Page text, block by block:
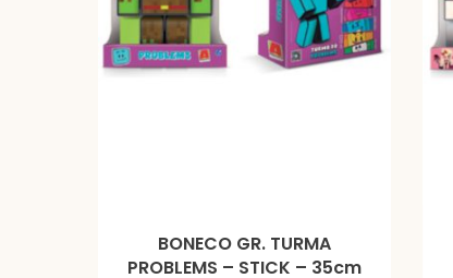
BONECO GR. TURMA
PROBLEMS – STICK – 35cm